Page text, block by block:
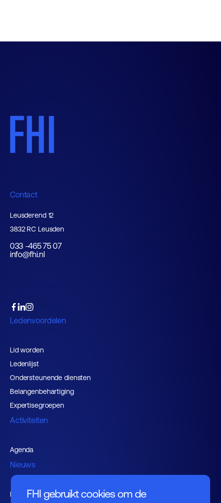
FHI gebruikt cookies om de
Contact
Leusderend 12
3832 RC Leusden
033 -465 75 07
info@fhi.nl
Ledenvoordelen
Lid worden
Ledenlijst
Ondersteunende diensten
Belangenbehartiging
Expertisegroepen
Activiteiten
Agenda
Nieuws
Kennishub